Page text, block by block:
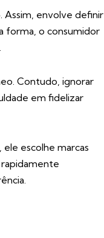
envolve definir
forma, o consumidor
Contudo, ignorar
em fidelizar
escolhe marcas